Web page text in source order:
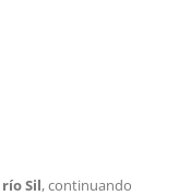
río Sil, continuando